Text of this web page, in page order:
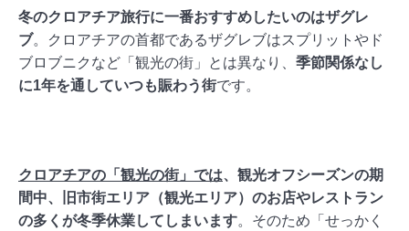
冬のクロアチア旅行に一番おすすめしたいのはザグレ
ブ。クロアチアの首都であるザグレブはスプリットやド
ブロブニクなど「観光の街」とは異なり、 季節関係なし
に1年を通していつも賑わう街です。
クロアチアの「観光の街」では、観光オフシーズンの期
間中、旧市街エリア（観光エリア）のお店やレストラン
の多くが冬季休業してしまいます。そのため「せっかく